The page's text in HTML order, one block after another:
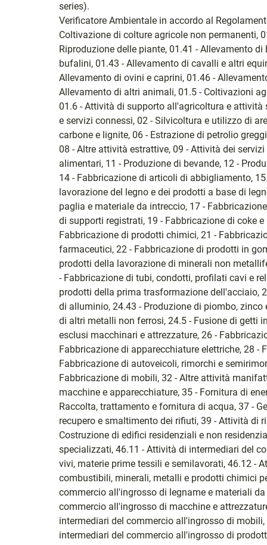
series).
Verificatore Ambientale in accordo al
Coltivazione di colture agricole non permanenti,
Riproduzione delle piante, 01.41 - Allevamento
bufalini, 01.43 - Allevamento di cavalli e altri
Allevamento di ovini e caprini, 01.46 -
Allevamento di altri animali, 01.5 - Coltivazioni
01.6 - Attività di supporto all'agricoltura e
e servizi connessi, 02 - Silvicoltura e utilizzo di
carbone e lignite, 06 - Estrazione di petrolio
08 - Altre attività estrattive, 09 - Attività dei
alimentari, 11 - Produzione di bevande, 12 -
14 - Fabbricazione di articoli di abbigliamento,
lavorazione del legno e dei prodotti a base di
paglia e materiale da intreccio, 17 -
di supporti registrati, 19 - Fabbricazione di coke
Fabbricazione di prodotti chimici, 21 -
farmaceutici, 22 - Fabbricazione di prodotti in
prodotti della lavorazione di minerali non
- Fabbricazione di tubi, condotti, profilati cavi e
prodotti della prima trasformazione dell'acciaio,
di alluminio, 24.43 - Produzione di piombo,
di altri metalli non ferrosi, 24.5 - Fusione di getti
esclusi macchinari e attrezzature, 26 -
Fabbricazione di apparecchiature elettriche, 28 -
Fabbricazione di autoveicoli, rimorchi e
Fabbricazione di mobili, 32 - Altre attività
macchine e apparecchiature, 35 - Fornitura di
Raccolta, trattamento e fornitura di acqua, 37 -
recupero e smaltimento dei rifiuti, 39 - Attività di
Costruzione di edifici residenziali e non
specializzati, 46.11 - Attività di intermediari del
vivi, materie prime tessili e semilavorati, 46.12 -
combustibili, minerali, metalli e prodotti chimici
commercio all'ingrosso di legname e materiali
commercio all'ingrosso di macchine e
intermediari del commercio all'ingrosso di
intermediari del commercio all'ingrosso di